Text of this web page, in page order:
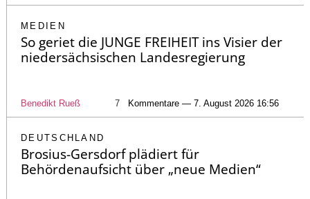
MEDIEN
So geriet die JUNGE FREIHEIT ins Visier der
niedersächsischen Landesregierung
Benedikt Rueß 7 Kommentare — 7. August 2026 16:56
DEUTSCHLAND
Brosius-Gersdorf plädiert für
Behördenaufsicht über „neue Medien“